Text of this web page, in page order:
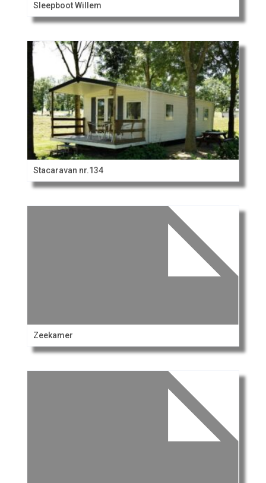
Sleepboot Willem
Stacaravan nr.134
Zeekamer